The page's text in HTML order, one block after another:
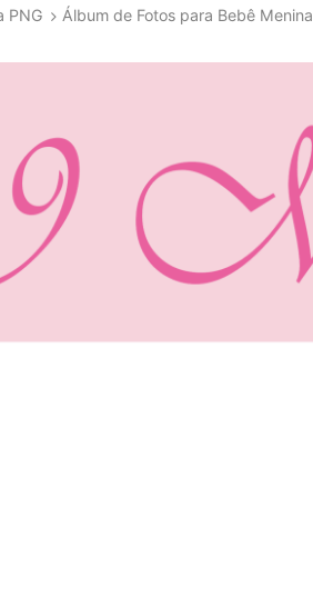
PNG Álbum de Fotos para Bebê Menina